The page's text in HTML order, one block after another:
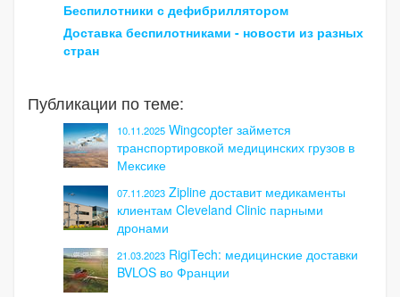
Беспилотники с дефибриллятором
Доставка беспилотниками - новости из разных
стран
Публикации по теме:
10.11.2025 Wingcopter займется
транспортировкой медицинских грузов в
Мексике
07.11.2023 Zipline доставит медикаменты
клиентам Cleveland Clinic парными
дронами
21.03.2023 RigiTech: медицинские доставки
BVLOS во Франции